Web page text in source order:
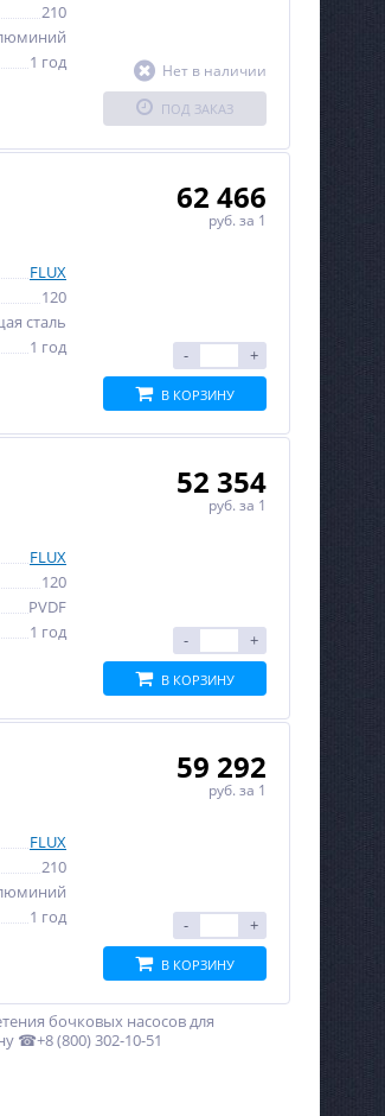
210
1 год Нет в наличии
ПОД ЗАКАЗ
FLUX
120
сталь
1 год
62 466
руб. за 1
+
-
В КОРЗИНУ
FLUX
120
PVDF
1 год
52 354
руб. за 1
+
-
В КОРЗИНУ
FLUX
210
1 год
59 292
руб. за 1
+
-
В КОРЗИНУ
бочковых насосов для
☎+8 (800) 302-10-51